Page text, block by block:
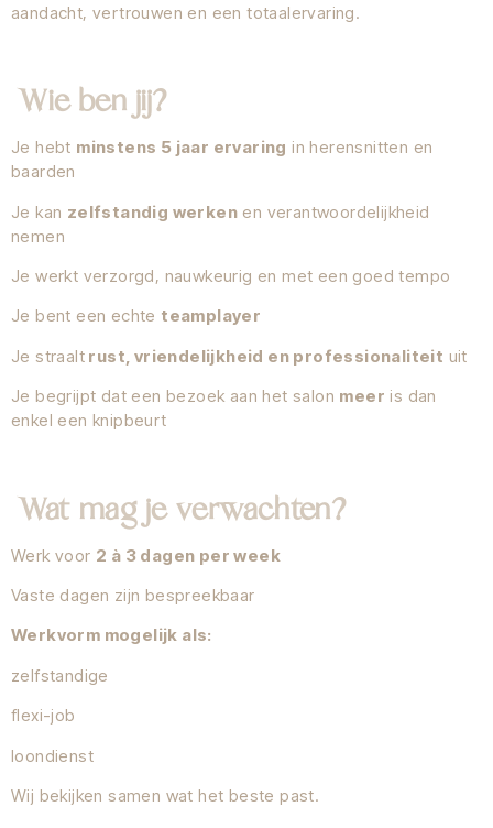
aandacht, vertrouwen en een totaalervaring.
Wie ben jij?
Je hebt minstens 5 jaar ervaring in herensnitten en
baarden
Je kan zelfstandig werken en verantwoordelijkheid
nemen
Je werkt verzorgd, nauwkeurig en met een goed tempo
Je bent een echte teamplayer
Je straalt rust, vriendelijkheid en professionaliteit uit
Je begrijpt dat een bezoek aan het salon meer is dan
enkel een knipbeurt
Wat mag je verwachten?
Werk voor 2 à 3 dagen per week
Vaste dagen zijn bespreekbaar
Werkvorm mogelijk als:
zelfstandige
flexi-job
loondienst
Wij bekijken samen wat het beste past.